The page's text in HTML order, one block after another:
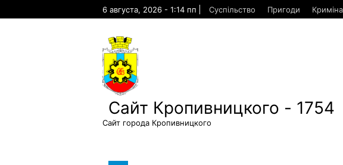
6 августа, 2026 - 1:14 пп Суспільство Пригоди
Сайт Кропивницкого - 1754
Сайт города Кропивницкого